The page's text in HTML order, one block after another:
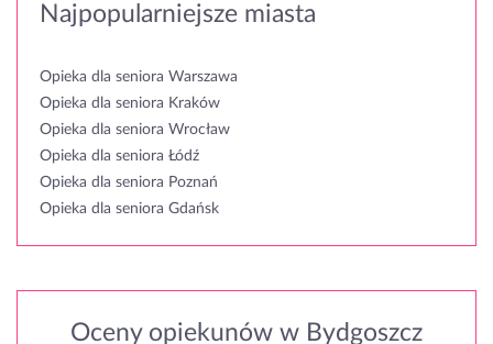
Najpopularniejsze miasta
Opieka dla seniora Warszawa
Opieka dla seniora Kraków
Opieka dla seniora Wrocław
Opieka dla seniora Łódź
Opieka dla seniora Poznań
Opieka dla seniora Gdańsk
Oceny opiekunów w Bydgoszcz